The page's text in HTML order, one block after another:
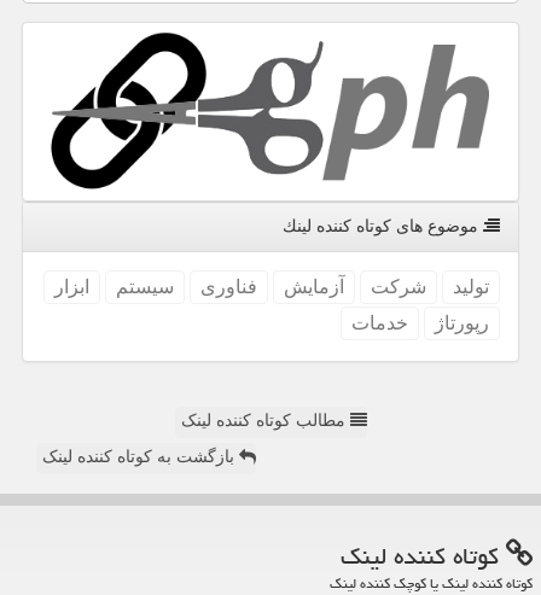
موضوع های كوتاه كننده لینك
تولید شركت آزمایش فناوری سیستم
ابزار
رپورتاژ
خدمات
مطالب کوتاه کننده لینک
بازگشت به کوتاه کننده لینک
كوتاه كننده لینك
کوتاه کننده لینک یا کوچک کننده لینک